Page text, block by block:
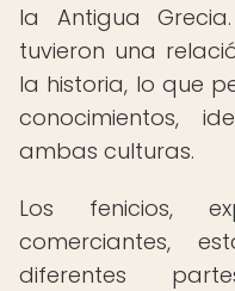
la Antigua
tuvieron una
la historia, lo que
conocimientos,
ambas culturas.
Los fenicios,
comerciantes,
diferentes